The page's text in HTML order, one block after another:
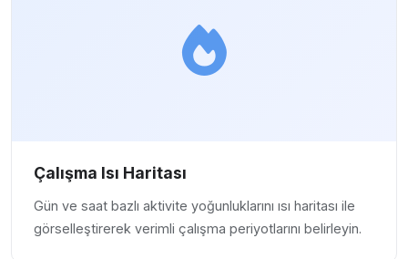
Çalışma Isı Haritası
Gün ve saat bazlı aktivite yoğunluklarını ısı haritası ile
görselleştirerek verimli çalışma periyotlarını belirleyin.